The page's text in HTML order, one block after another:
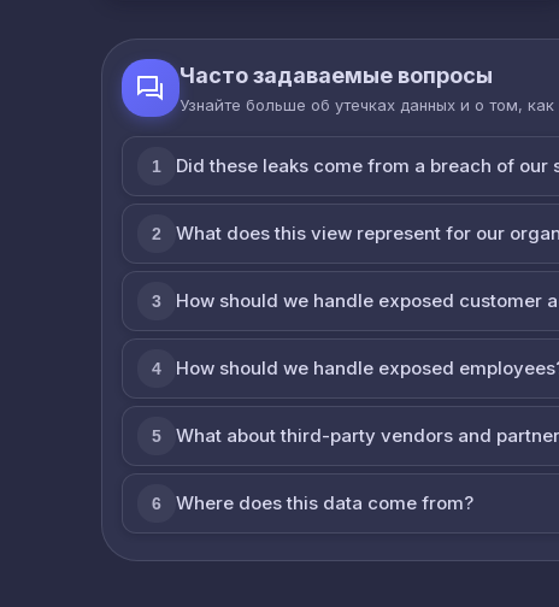
Часто задаваемые вопросы
Узнайте больше об утечках данных и о том, как
1 Did these leaks come from a breach of our
2 What does this view represent for our
3 How should we handle exposed customer
4 How should we handle exposed
5 What about third-party vendors and
6 Where does this data come from?